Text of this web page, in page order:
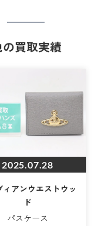
買取実績
2025.07.28
ィアンウエストウッ
ド
パスケース